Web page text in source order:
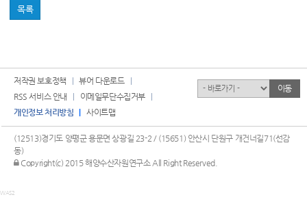
목록
저작권 보호정책
뷰어 다운로드
RSS 서비스 안내
이메일무단수집거부
개인정보 처리방침
사이트맵
(12513)경기도 양평군 용문면 상광길 23-2 / (15651) 안산시 단원구 개건너길71(선감
동)
관리자 로그인
Copyright(c) 2015 해양수산자원연구소 All Right Reserved.
유관기관 이동
WAS2